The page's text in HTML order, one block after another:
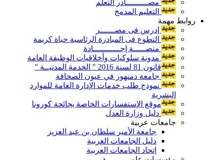
مصـــــــــادر التعلم
التعليم المدمج
روابط مهمة
إدرس فى مصــــــر
التطوع فى المبادرة الرئاسية حياة كريمة
منصـــــة إجـــــــــــادة
مدونة سلوكيات وأخلاقيات الوظيفة العامة
قانون 81 لسنة 2016 " الخدمة المدنيــة "
جامعة دمنهور في عيون الصحافة
نموذج طلب خدمات الإدارة العامة للموارد
البشرية
موقع الإستفسارات الخاصة بجائحة كورونا
دليل وزارة العدل
جامعات عربية
جامعة الأمير سلطان بن عبد العزيز
دليل الجامعات العربية
إتحاد الجامعات العربية